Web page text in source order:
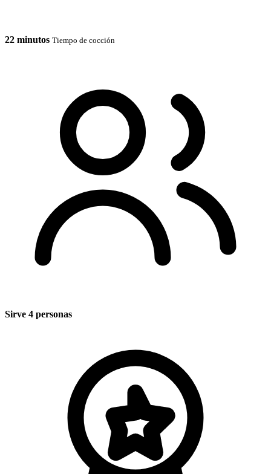
22 minutos Tiempo de cocción
Sirve 4 personas